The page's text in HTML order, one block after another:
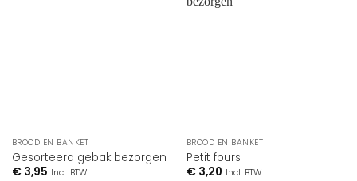
BROOD EN BANKET
Gesorteerd gebak bezorgen
€3,95 Incl. BTW
BROOD EN BANKET
Petit fours
€3,20 Incl. BTW